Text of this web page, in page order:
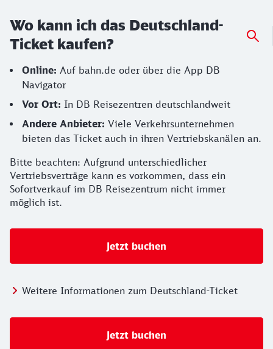
Wo kann ich das Deutschland-
Ticket kaufen?
Online: Auf bahn.de oder über die App DB
Navigator
Vor Ort: In DB Reisezentren deutschlandweit
Andere Anbieter: Viele Verkehrsunternehmen
bieten das Ticket auch in ihren Vertriebskanälen an.
Bitte beachten: Aufgrund unterschiedlicher
Vertriebsverträge kann es vorkommen, dass ein
Sofortverkauf im DB Reisezentrum nicht immer
möglich ist.
Jetzt buchen
Weitere Informationen zum Deutschland-Ticket
Jetzt buchen